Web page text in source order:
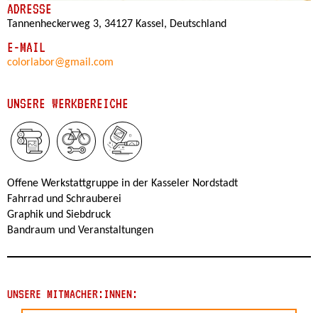
ADRESSE
Tannenheckerweg 3, 34127 Kassel, Deutschland
E-MAIL
colorlabor@gmail.com
UNSERE WERKBEREICHE
Offene Werkstattgruppe in der Kasseler Nordstadt
Fahrrad und Schrauberei
Graphik und Siebdruck
Bandraum und Veranstaltungen
UNSERE MITMACHER:INNEN: